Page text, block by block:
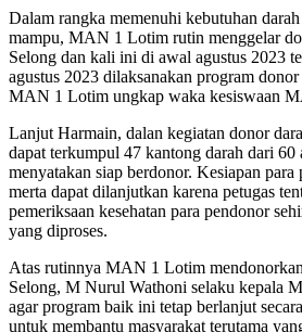
Dalam rangka memenuhi kebutuhan
mampu, MAN 1 Lotim rutin menggelar
Selong dan kali ini di awal agustus 2023
agustus 2023 dilaksanakan program
MAN 1 Lotim ungkap waka kesiswaan
Lanjut Harmain, dalan kegiatan donor
dapat terkumpul 47 kantong darah dari 60
menyatakan siap berdonor. Kesiapan para
merta dapat dilanjutkan karena petugas
pemeriksaan kesehatan para pendonor
yang diproses.
Atas rutinnya MAN 1 Lotim
Selong, M Nurul Wathoni selaku kepala
agar program baik ini tetap berlanjut
untuk membantu masyarakat terutama